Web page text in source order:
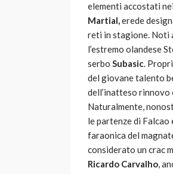
elementi accostati
Martial,erede
reti in stagione. Noti
l’estremo olandese
serbo Subasic.
del giovane talento
dell’inatteso
Naturalmente,
le partenze di Falcao
faraonica del
considerato un crac
Ricardo Carvalho,